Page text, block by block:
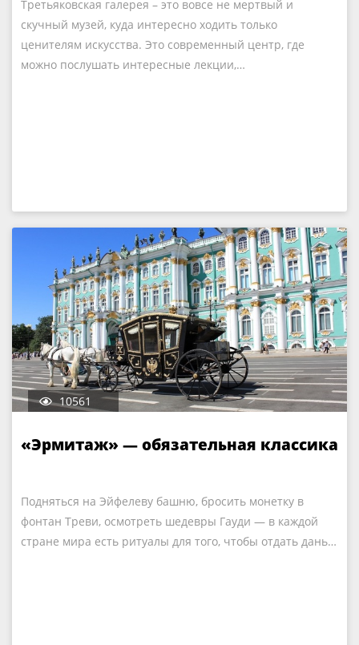
Третьяковская галерея – это вовсе не мертвый и
скучный музей, куда интересно ходить только
ценителям искусства. Это современный центр, где
можно послушать интересные лекции,…
10561
«Эрмитаж» — обязательная классика
Подняться на Эйфелеву башню, бросить монетку в
фонтан Треви, осмотреть шедевры Гауди — в каждой
стране мира есть ритуалы для того, чтобы отдать дань…